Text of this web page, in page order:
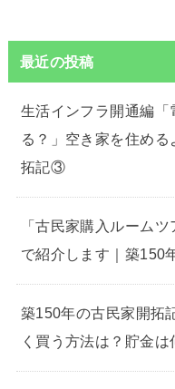
最近の投稿
生活インフラ開通編
る？」空き家を住め
拓記③
「古民家購入ルーム
で紹介します｜築150
築150年の古民家開拓
く買う方法は？貯金は